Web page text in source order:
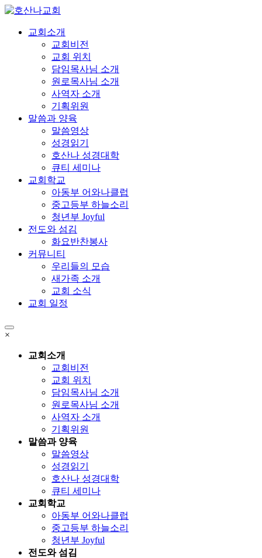
교회소개
교회비전
교회 위치
담임목사님 소개
원로목사님 소개
사역자 소개
기획위원
말씀과 양육
말씀영상
성경읽기
호산나 성경대학
큐티 세미나
교회학교
아동부 어와나클럽
중고등부 하늘소리
청년부 Joyful
전도와 섬김
화요반찬봉사
커뮤니티
우리들의 모습
새가족 소개
교회 소식
교회 일정
×
교회소개
교회비전
교회 위치
담임목사님 소개
원로목사님 소개
사역자 소개
기획위원
말씀과 양육
말씀영상
성경읽기
호산나 성경대학
큐티 세미나
교회학교
아동부 어와나클럽
중고등부 하늘소리
청년부 Joyful
전도와 섬김